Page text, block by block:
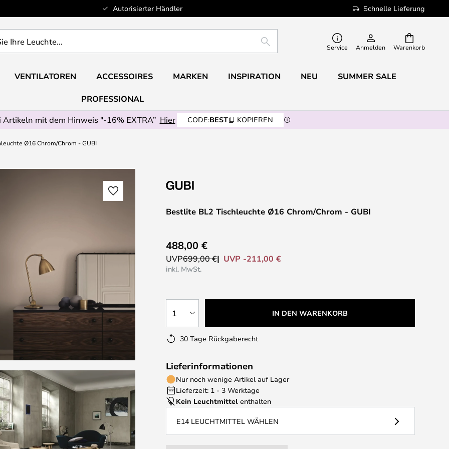
Autorisierter Händler Schnelle Lieferung
Warenkorb
SUCHE Service Anmelden
VENTILATOREN ACCESSOIRES MARKEN INSPIRATION NEU SUMMER SALE
PROFESSIONAL
mit dem Hinweis "-16% EXTRA” Hier CODE:BEST KOPIEREN
Ø16 Chrom/Chrom - GUBI
Bestlite BL2 Tischleuchte Ø16 Chrom/Chrom - GUBI
488,00 €
UVP699,00 € UVP -211,00 €
inkl. MwSt.
1 IN DEN WARENKORB
30 Tage Rückgaberecht
Lieferinformationen
Nur noch wenige Artikel auf Lager
Lieferzeit: 1 - 3 Werktage
Kein Leuchtmittel enthalten
E14 LEUCHTMITTEL WÄHLEN